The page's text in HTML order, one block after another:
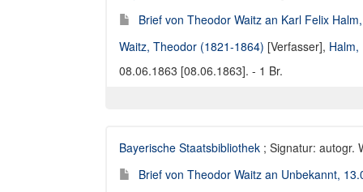
Brief von Theodor Waitz an Karl Felix
Waitz, Theodor (1821-1864) [Verfasser],
08.06.1863 [08.06.1863]. - 1 Br.
Bayerische Staatsbibliothek ; Signatur: autogr.
Brief von Theodor Waitz an Unbekannt,